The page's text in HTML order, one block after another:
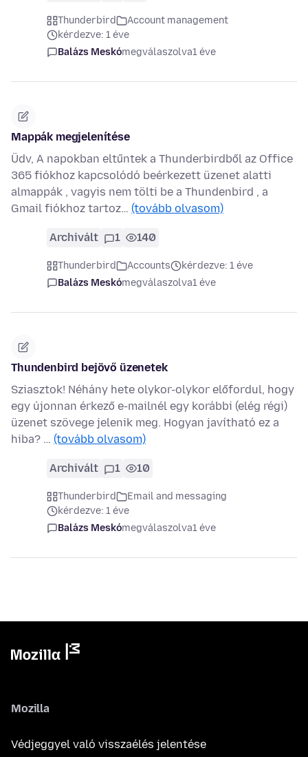
Thunderbird
Account management
kérdezve: 1 éve
Balázs Meskómegválaszolva1 éve
Mappák megjelenítése
Üdv, A napokban eltűntek a Thunderbirdből az Office
365 fiókhoz kapcsolódó beérkezett üzenet alatti
almappák , vagyis nem tölti be a Thundenbird , a
Gmail fiókhoz tartoz… (tovább olvasom)
Archivált 1 140
Thunderbird Accounts
kérdezve: 1 éve
Balázs Meskómegválaszolva1 éve
Thundenbird bejövő üzenetek
Sziasztok! Néhány hete olykor-olykor előfordul, hogy
egy újonnan érkező e-mailnél egy korábbi (elég régi)
üzenet szövege jelenik meg. Hogyan javítható ez a
hiba? … (tovább olvasom)
Archivált 1 10
Thunderbird
Email and messaging
kérdezve: 1 éve
Balázs Meskómegválaszolva1 éve
Mozilla
Védjeggyel való visszaélés jelentése